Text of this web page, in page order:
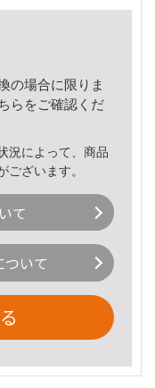
の場合に限りま
ら をご確認くだ
況によって、商品
ございます。
て
いて